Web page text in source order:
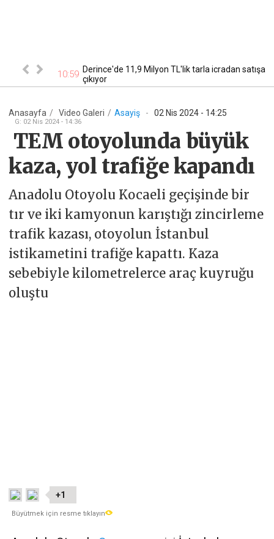
10:59 Derince'de 11,9 Milyon TL'lik tarla icradan satışa
çıkıyor
Anasayfa / Video Galeri / Asayiş - 02 Nis 2024 - 14:25
G: 02 Nis 2024 - 14:36
TEM otoyolunda büyük
kaza, yol trafiğe kapandı
Anadolu Otoyolu Kocaeli geçişinde bir
tır ve iki kamyonun karıştığı zincirleme
trafik kazası, otoyolun İstanbul
istikametini trafiğe kapattı. Kaza
sebebiyle kilometrelerce araç kuyruğu
oluştu
+1
Büyütmek için resme tıklayın